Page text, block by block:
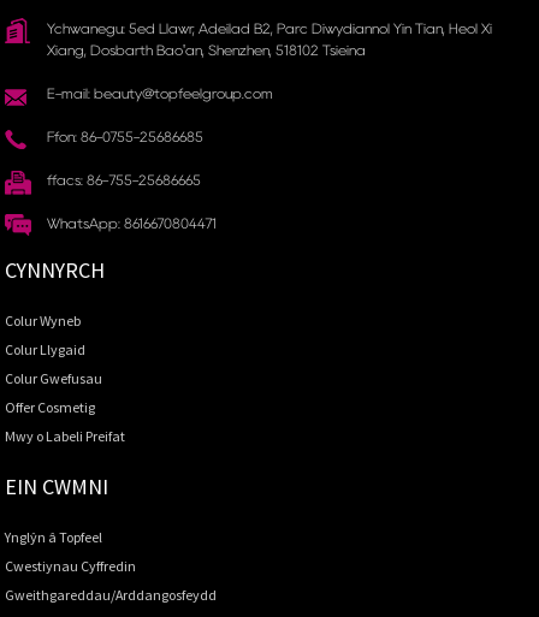
Ychwanegu: 5ed Llawr, Adeilad B2, Parc Diwydiannol Yin Tian, ​​Heol Xi
Xiang, Dosbarth Bao'an, Shenzhen, 518102 Tsieina
E-mail: beauty@topfeelgroup.com
Ffôn: 86-0755-25686685
ffacs: 86-755-25686665
WhatsApp: 8616670804471
CYNNYRCH
Colur Wyneb
Colur Llygaid
Colur Gwefusau
Offer Cosmetig
Mwy o Labeli Preifat
EIN CWMNI
Ynglŷn â Topfeel
Cwestiynau Cyffredin
Gweithgareddau/Arddangosfeydd